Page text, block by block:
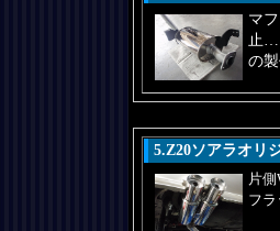
マ
止…
の
5.Z20ソアラオリ
片
フ